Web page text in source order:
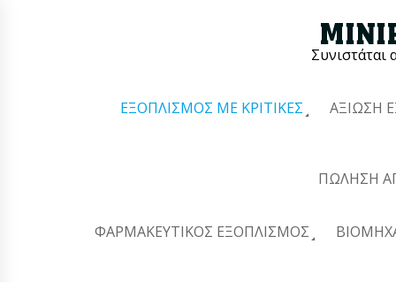
Συνιστάται
ΕΞΟΠΛΙΣΜΌΣ ΜΕ ΚΡΙΤΙΚΈΣ ΑΞΊΩΣΗ
ΠΏΛΗΣΗ
ΦΑΡΜΑΚΕΥΤΙΚΌΣ ΕΞΟΠΛΙΣΜΌΣ